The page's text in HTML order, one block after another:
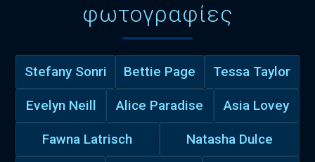
φωτογραφίες
Stefany Sonri Bettie Page Tessa Taylor
Evelyn Neill Alice Paradise Asia Lovey
Fawna Latrisch Natasha Dulce